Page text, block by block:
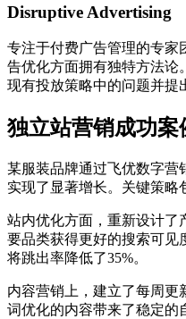
Disruptive Advertising
专注于付费广告管理的专家
告优化方面拥有独特方法论
现有投放策略中的问题并提
独立站营销成功案
某服装品牌通过飞优数字营
实现了显著增长。关键策略
站内优化方面，重新设计了
要品类获得更好的搜索可见
将跳出率降低了35%。
内容营销上，建立了每周更
词优化的内容带来了稳定的